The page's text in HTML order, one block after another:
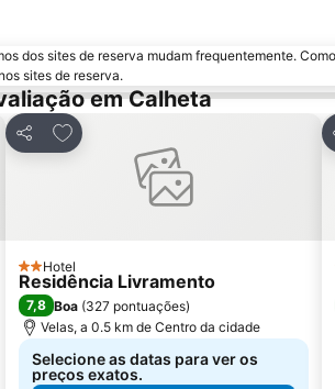
dos sites de reserva mudam frequentemente.
sites de reserva.
em Calheta
Partilhar
Adicionar aos favoritos
2 Estrelas
Hotel
Residência Livramento
7,8 Boa (327 pontuações)
Velas, a 0.5 km de Centro da cidade
Selecione as datas para ver os
preços exatos.